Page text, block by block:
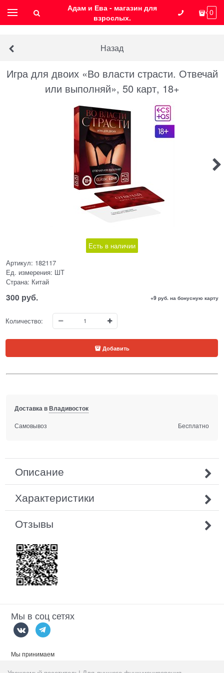
Адам и Ева - магазин для
взрослых.
0
Назад
Игра для двоих «Во власти страсти. Отвечай
или выполняй», 50 карт, 18+
Есть в наличии
Артикул: 182117
Ед. измерения: ШТ
Страна: Китай
300 руб. +9 руб. на бонусную карту
Количество:
Добавить
Доставка вВладивосток
Самовывоз Бесплатно
Описание
Характеристики
Отзывы
Мы в соц сетях
Мы принимаем